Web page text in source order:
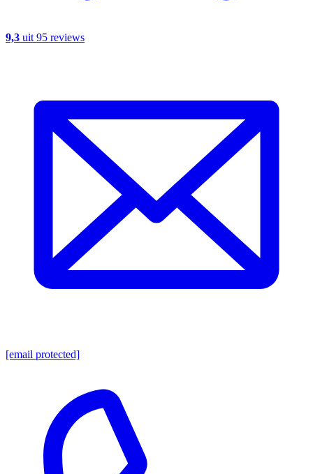
9,3 uit 95 reviews
[email protected]